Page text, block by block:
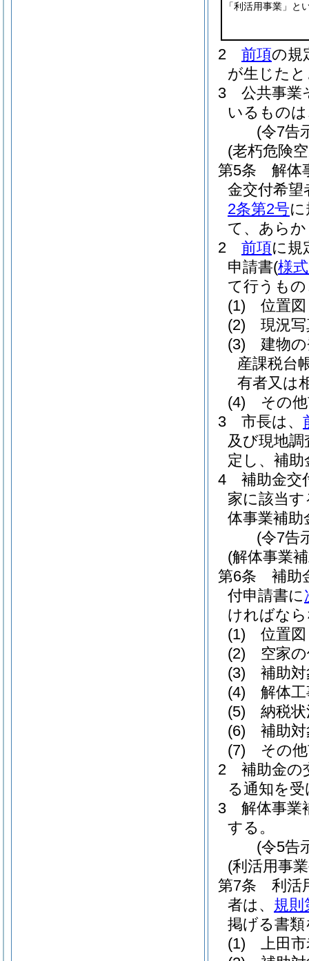
「利活用事業」と
2 前項の規
が生じた
3
公共事業
いるもの
(令7告
(老朽危険
第5条
解体
金交付希望
2条第2号
て、あら
2
前項に規
申請書(様
て行うも
(1)
位置図
(2)
現況
(3)
建物
産課税台
有者又は
(4)
その
3
市長は、
及び現地
定し、補
4
補助金交
家に該当
体事業補
(令7告
(解体事業
第6条
補助
付申請書に
ければな
(1)
位置図
(2)
空家
(3)
補助
(4)
解体
(5)
納税
(6)
補助
(7)
その
2
補助金の
る通知を
3
解体事業
する。
(令5告
(利活用事
第7条
利活
者は、 規則
掲げる書
(1)
上田